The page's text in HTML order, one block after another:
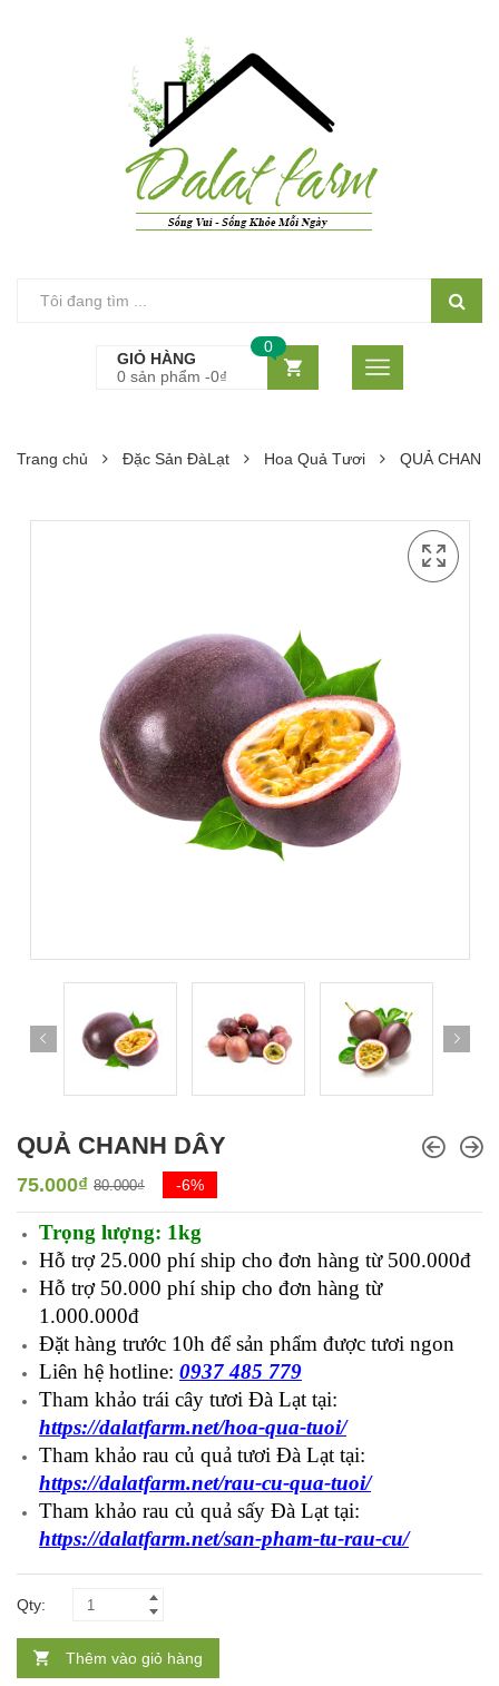
GIỎ HÀNG
0 sản phẩm -0₫
0
Trang chủ Đặc Sản ĐàLạt Hoa Quả Tươi QUẢ CHANH
QUẢ CHANH DÂY
80.000₫
75.000₫ -6%
Trọng lượng: 1kg
Hỗ trợ 25.000 phí ship cho đơn hàng từ 500.000đ
Hỗ trợ 50.000 phí ship cho đơn hàng từ
1.000.000đ
Đặt hàng trước 10h để sản phẩm được tươi ngon
Liên hệ hotline: 0937 485 779
Tham khảo trái cây tươi Đà Lạt tại:
https://dalatfarm.net/hoa-qua-tuoi/
Tham khảo rau củ quả tươi Đà Lạt tại:
https://dalatfarm.net/rau-cu-qua-tuoi/
Tham khảo rau củ quả sấy Đà Lạt tại:
https://dalatfarm.net/san-pham-tu-rau-cu/
Qty:
Thêm vào giỏ hàng